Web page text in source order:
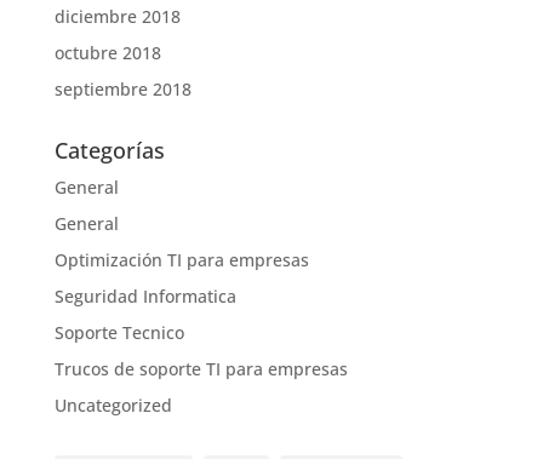
diciembre 2018
octubre 2018
septiembre 2018
Categorías
General
General
Optimización TI para empresas
Seguridad Informatica
Soporte Tecnico
Trucos de soporte TI para empresas
Uncategorized